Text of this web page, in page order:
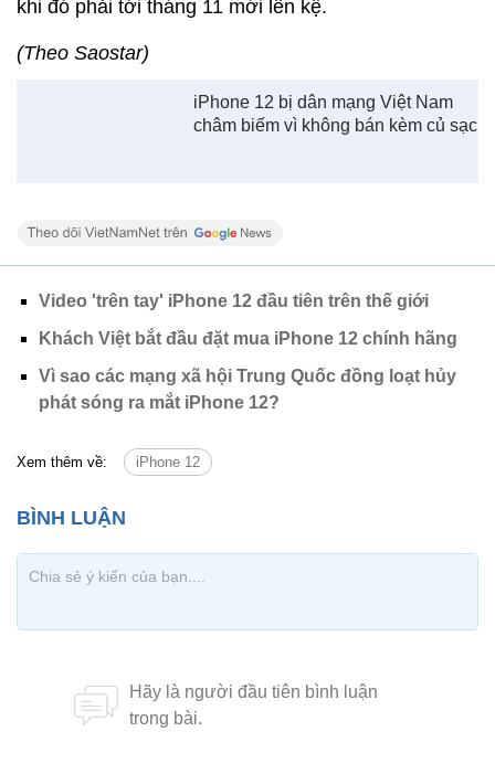
khi đó phải tới tháng 11 mới lên kệ.
(Theo Saostar)
iPhone 12 bị dân mạng Việt Nam
châm biếm vì không bán kèm củ sạc
Video 'trên tay' iPhone 12 đầu tiên trên thế giới
Khách Việt bắt đầu đặt mua iPhone 12 chính hãng
Vì sao các mạng xã hội Trung Quốc đồng loạt hủy
phát sóng ra mắt iPhone 12?
Xem thêm về: iPhone 12